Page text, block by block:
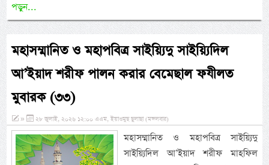
পড়ুন...
মহাসম্মানিত ও মহাপবিত্র সাইয়্যিদু সাইয়্যিদিল
আ’ইয়াদ শরীফ পালন করার বেমেছাল ফযীলত
মুবারক (৩৩)
» ২৮ জুলাই, ২০২৬ ১২:০০ এএম, ইয়াওমুছ ছুলাছা (মঙ্গলবার)
মহাসম্মানিত ও মহাপবিত্র সাইয়্যিদু
সাইয়্যিদিল আ’ইয়াদ শরীফ মাহফিল